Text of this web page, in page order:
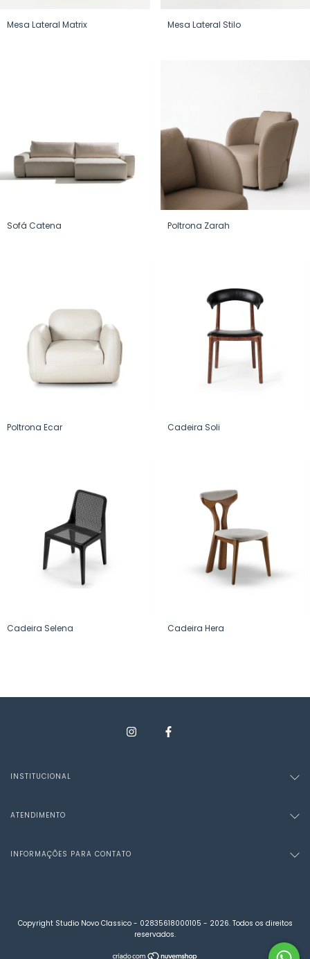
Mesa Lateral Matrix Mesa Lateral Stilo
Sofá Catena Poltrona Zarah
Poltrona Ecar Cadeira Soli
Cadeira Selena Cadeira Hera
INSTITUCIONAL
ATENDIMENTO
INFORMAÇÕES PARA CONTATO
Copyright Studio Novo Classico - 02835618000105 - 2026. Todos os direitos
reservados.